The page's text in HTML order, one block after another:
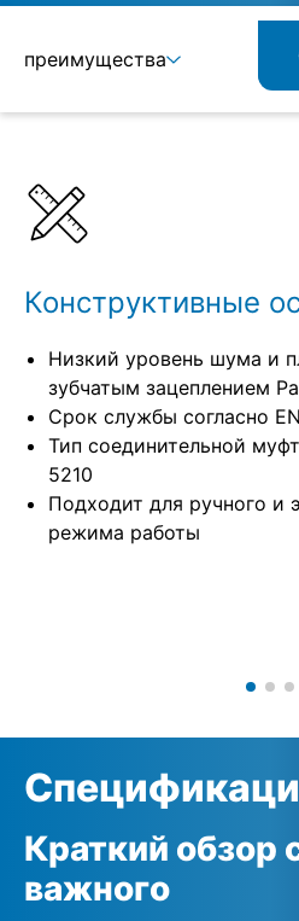
преимущества
Конструктивные
Низкий уровень шума и
зубчатым зацеплением
Срок службы согласно
Тип соединительной
5210
Подходит для ручного и
режима работы
Краткий обзор
важного